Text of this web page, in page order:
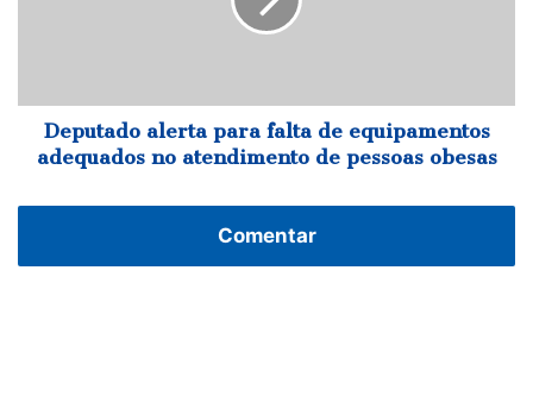
atendimento
pessoas
Deputado alerta para falta de equipamentos
adequados no atendimento de pessoas obesas
Comentar